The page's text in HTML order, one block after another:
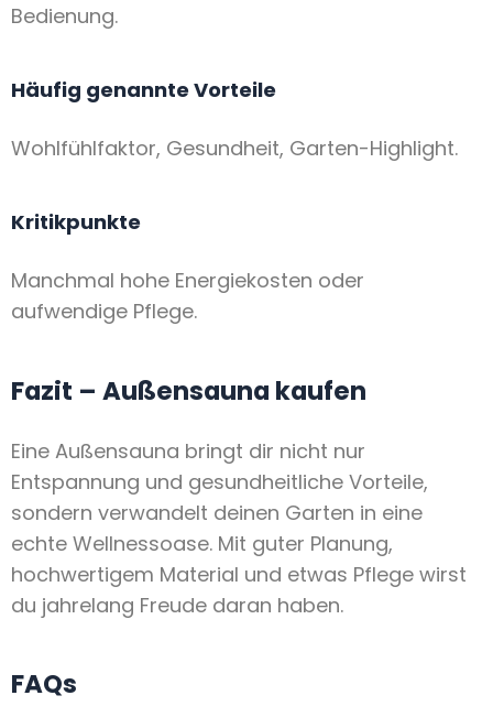
Bedienung.
Häufig genannte Vorteile
Wohlfühlfaktor, Gesundheit, Garten-Highlight.
Kritikpunkte
Manchmal hohe Energiekosten oder
aufwendige Pflege.
Fazit – Außensauna kaufen
Eine Außensauna bringt dir nicht nur
Entspannung und gesundheitliche Vorteile,
sondern verwandelt deinen Garten in eine
echte Wellnessoase. Mit guter Planung,
hochwertigem Material und etwas Pflege wirst
du jahrelang Freude daran haben.
FAQs